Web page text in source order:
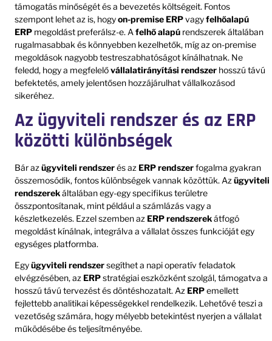
támogatás minőségét és a bevezetés költségeit. Fontos
szempont lehet az is, hogyon-premise ERPvagyfelhőalapú
ERP megoldást preferálsz-e. Afelhő alapú rendszerek általában
rugalmasabbak és könnyebben kezelhetők, míg az on-premise
megoldások nagyobb testreszabhatóságot kínálhatnak. Ne
feledd, hogy a megfelelővállalatirányítási rendszer hosszú távú
befektetés, amely jelentősen hozzájárulhat vállalkozásod
sikeréhez.
Az ügyviteli rendszer és az ERP
közötti különbségek
Bár az ügyviteli rendszerés az ERP rendszerfogalma gyakran
összemosódik, fontos különbségek vannak közöttük. Az ügyviteli
rendszerekáltalában egy-egy specifikus területre
összpontosítanak, mint például a számlázás vagy a
készletkezelés. Ezzel szemben az ERP rendszerekátfogó
megoldást kínálnak, integrálva a vállalat összes funkcióját egy
egységes platformba.
Együgyviteli rendszersegíthet a napi operatív feladatok
elvégzésében, az ERPstratégiai eszközként szolgál, támogatva a
hosszú távú tervezést és döntéshozatalt. Az ERPemellett
fejlettebb analitikai képességekkel rendelkezik. Lehetővé teszi a
vezetőség számára, hogy mélyebb betekintést nyerjen a vállalat
működésébe és teljesítményébe.